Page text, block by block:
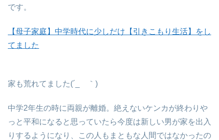
です。
【母子家庭】中学時代に少しだけ【引きこもり生活】をし
てました
家も荒れてました(´_ゝ｀)
中学2年生の時に両親が離婚。絶えないケンカが終わりや
っと平和になると思っていたら今度は新しい男が家を出入
りするようになり、この人もまともな人間ではなかったの